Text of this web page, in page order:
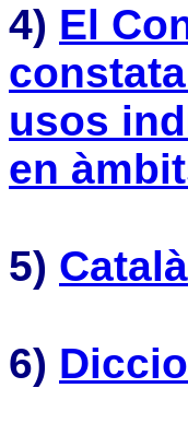
4) El
usos
en
5)
6)